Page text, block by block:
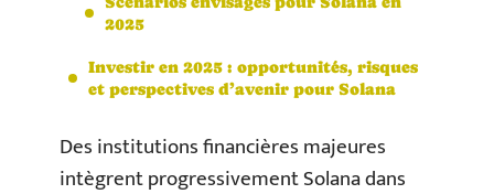
2025
Investir en 2025 : opportunités, risques
et perspectives d’avenir pour Solana
Des institutions financières majeures
intègrent progressivement Solana dans